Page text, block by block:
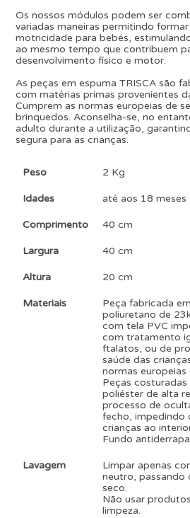
Os nossos módulos podem ser
variadas maneiras permitindo
motricidade para bebés,
ao mesmo tempo que contribuem
desenvolvimento físico e motor.
As peças em espuma TRISCA são
com matérias primas provenientes
Cumprem as normas europeias de
brinquedos. Aconselha-se, no
adulto durante a utilização,
segura para as crianças.
Peso 2 Kg
Idades até aos 18 meses
Comprimento 40 cm
Largura 40 cm
Altura 20 cm
Materiais
Peça fabricada
poliuretano de
com tela PVC
com tratamento
ftalatos, ou de
saúde das
normas europeias
Peças
poliéster de alta
processo de
fecho, impedindo
crianças ao
Fundo
Lavagem
Limpar apenas
neutro, passando
seco.
Não usar
limpeza.